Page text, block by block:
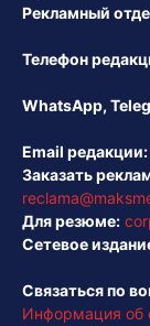
Рекламный
Телефон
WhatsApp,
Email редакции:
Заказать
Для резюме:
Сетевое
Связаться по
Информация об